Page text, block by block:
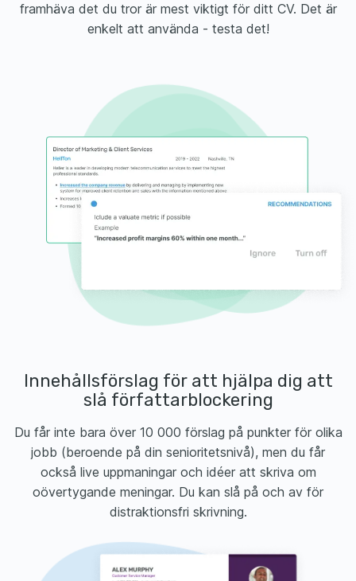
framhäva det du tror är mest viktigt för ditt CV. Det är
enkelt att använda - testa det!
Innehållsförslag för att hjälpa dig att
slå författarblockering
Du får inte bara över 10 000 förslag på punkter för olika
jobb (beroende på din senioritetsnivå), men du får
också live uppmaningar och idéer att skriva om
oövertygande meningar. Du kan slå på och av för
distraktionsfri skrivning.